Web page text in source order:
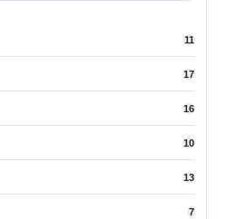
11
17
16
10
13
7